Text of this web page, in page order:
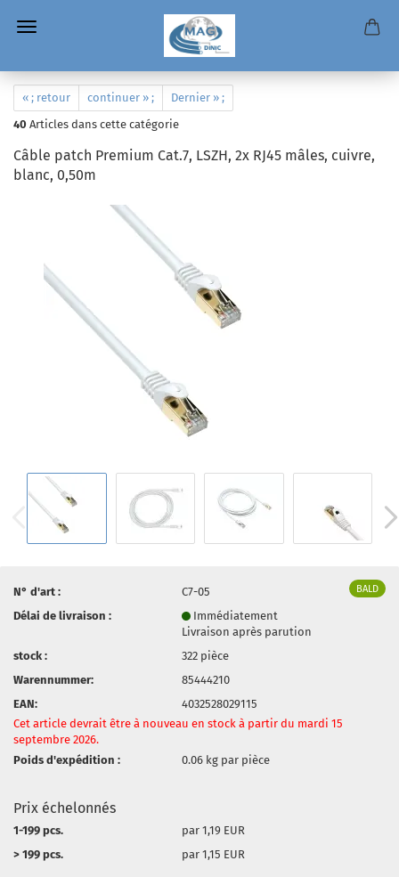
« ; retour continuer » ;
Dernier » ;
40 Articles dans cette catégorie
Câble patch Premium Cat.7, LSZH, 2x RJ45 mâles, cuivre,
blanc, 0,50m
BALD
N° d'art :
C7-05
Délai de livraison :
Immédiatement
Livraison après parution
stock :
322 pièce
Warennummer:
85444210
EAN:
4032528029115
Cet article devrait être à nouveau en stock à partir du mardi 15
septembre 2026.
Poids d'expédition :
0.06 kg par pièce
Prix échelonnés
1-199 pcs.
par 1,19 EUR
> 199 pcs.
par 1,15 EUR